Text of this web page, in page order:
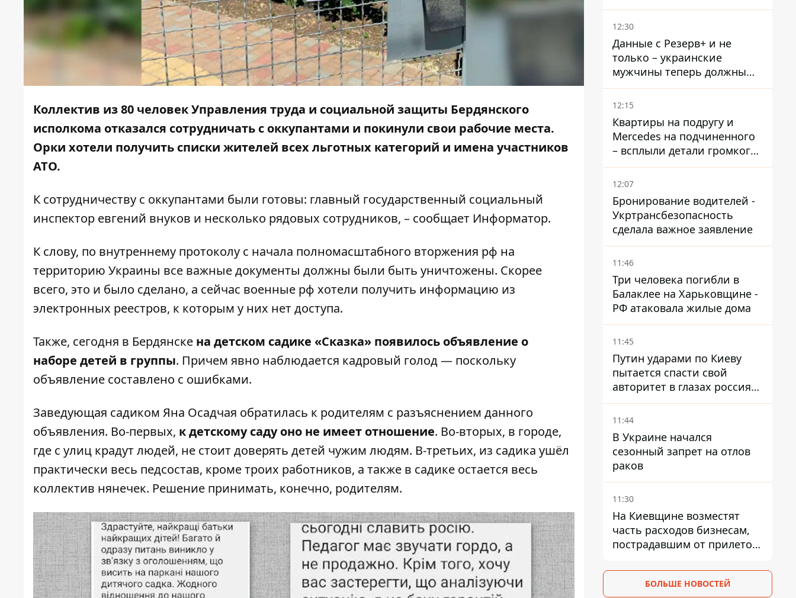
Коллектив из 80 человек Управления труда и социальной защиты Бердянского
исполкома отказался сотрудничать с оккупантами и покинули свои рабочие места.
Орки хотели получить списки жителей всех льготных категорий и имена участников
АТО.
К сотрудничеству с оккупантами были готовы: главный государственный социальный
инспектор евгений внуков и несколько рядовых сотрудников, – сообщает Информатор.
К слову, по внутреннему протоколу с начала полномасштабного вторжения рф на
территорию Украины все важные документы должны были быть уничтожены. Скорее
всего, это и было сделано, а сейчас военные рф хотели получить информацию из
электронных реестров, к которым у них нет доступа.
Также, сегодня в Бердянске на детском садике «Сказка» появилось объявление о
наборе детей в группы. Причем явно наблюдается кадровый голод — поскольку
объявление составлено с ошибками.
Заведующая садиком Яна Осадчая обратилась к родителям с разъяснением данного
объявления. Во-первых, к детскому саду оно не имеет отношение. Во-вторых, в городе,
где с улиц крадут людей, не стоит доверять детей чужим людям. В-третьих, из садика ушёл
практически весь педсостав, кроме троих работников, а также в садике остается весь
коллектив нянечек. Решение принимать, конечно, родителям.
зачислению на бакалавриат
и в магистратуру – что
12:30
Данные с Резерв+ и не
только – украинские
мужчины теперь должны
доказать непригодность к
службе, чтобы получить
12:15
Квартиры на подругу и
Mercedes на подчиненного
– всплыли детали громкого
дела НАБУ против
Стефанишиной
12:07
Бронирование водителей -
Укртрансбезопасность
сделала важное заявление
11:46
Три человека погибли в
Балаклее на Харьковщине -
РФ атаковала жилые дома
11:45
Путин ударами по Киеву
пытается спасти свой
авторитет в глазах россиян:
диктатор находится под
давлением - Sky News
11:44
В Украине начался
сезонный запрет на отлов
раков
11:30
На Киевщине возместят
часть расходов бизнесам,
пострадавшим от прилетов
БОЛЬШЕ НОВОСТЕЙ